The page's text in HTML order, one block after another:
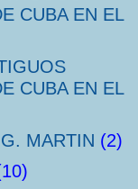
CUBA EN EL
CUBA EN EL
MARTIN (2)